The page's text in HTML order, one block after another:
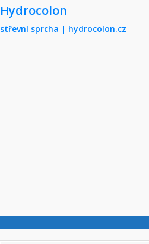
Skip to main content
Hydrocolon
střevní sprcha | hydrocolon.cz